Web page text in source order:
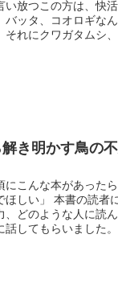
い放つこの方は、快
バッタ、コオロギな
それにクワガタムシ
解き明かす鳥の
にこんな本があった
ほしい」 本書の読者
、どのような人に読
してもらいました。